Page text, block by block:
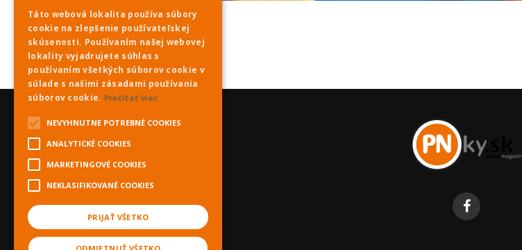
Táto webová lokalita používa súbory
cookie na zlepšenie používateľskej
skúsenosti. Používaním našej webovej
lokality vyjadrujete súhlas s
používaním všetkých súborov cookie v
súlade s našimi zásadami používania
súborov cookie. Prečítať viac
NEVYHNUTNE POTREBNÉ COOKIES
ANALYTICKÉ COOKIES
MARKETINGOVÉ COOKIES
NEKLASIFIKOVANÉ COOKIES
PRIJAŤ VŠETKO